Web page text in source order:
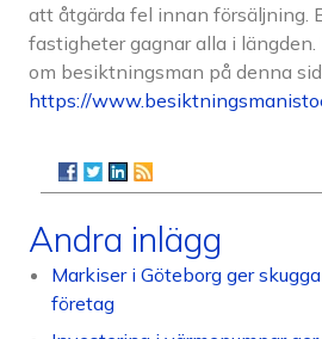
att åtgärda fel innan försäljning.
fastigheter gagnar alla i längden.
om besiktningsman på denna
https://
Andra inlägg
Markiser i Göteborg ger
företag